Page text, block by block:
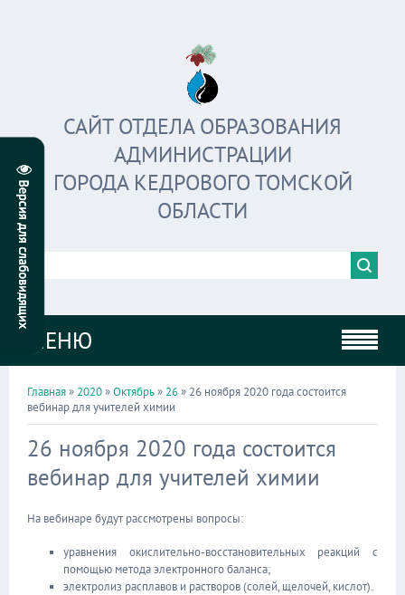
САЙТ ОТДЕЛА ОБРАЗОВАНИЯ
АДМИНИСТРАЦИИ
ГОРОДА КЕДРОВОГО ТОМСКОЙ
ОБЛАСТИ
МЕНЮ
Главная» 2020»Октябрь» 26» 26 ноября 2020 года состоится
вебинар для учителей химии
26 ноября 2020 года состоится
вебинар для учителей химии
На вебинаре будут рассмотрены вопросы:
уравнения окислительно-восстановительных реакций с
помощью метода электронного баланса;
электролиз расплавов и растворов (солей, щелочей, кислот).